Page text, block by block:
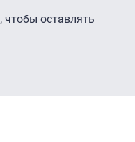
, чтобы оставлять